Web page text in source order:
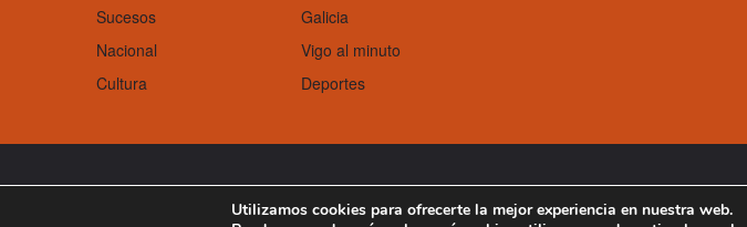
Sucesos
Galicia
Nacional
Vigo al minuto
Cultura
Deportes
Utilizamos cookies para ofrecerte la mejor experiencia en nuestra web.